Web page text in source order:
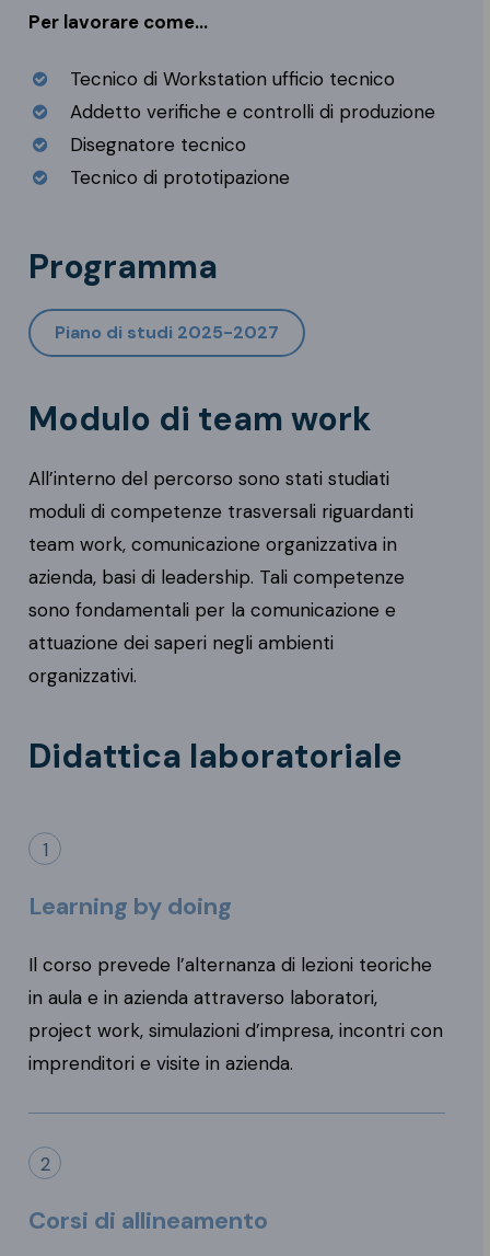
Per lavorare come…
Tecnico di Workstation ufficio tecnico
Addetto verifiche e controlli di produzione
Disegnatore tecnico
Tecnico di prototipazione
Programma
Piano di studi 2025-2027
Modulo di team work
All’interno del percorso sono stati studiati
moduli di competenze trasversali riguardanti
team work, comunicazione organizzativa in
azienda, basi di leadership. Tali competenze
sono fondamentali per la comunicazione e
attuazione dei saperi negli ambienti
organizzativi.
Didattica laboratoriale
1
Learning by doing
Il corso prevede l’alternanza di lezioni teoriche
in aula e in azienda attraverso laboratori,
project work, simulazioni d’impresa, incontri con
imprenditori e visite in azienda.
2
Corsi di allineamento